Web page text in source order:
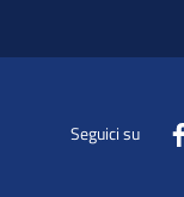
Seguici su